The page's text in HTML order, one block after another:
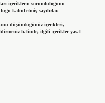
içeriklerin sorumluluğunu
kabul etmiş sayılırlar.
düşündüğünüz içerikleri,
halinde, ilgili içerikler yasal